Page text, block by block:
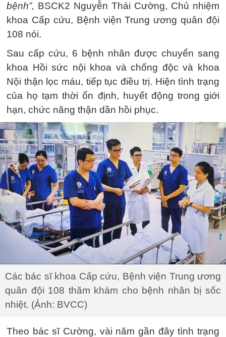
bệnh”, BSCK2 Nguyễn Thái Cường, Chủ nhiệm
khoa Cấp cứu, Bệnh viện Trung ương quân đội
108 nói.
Sau cấp cứu, 6 bệnh nhân được chuyển sang
khoa Hồi sức nội khoa và chống độc và khoa
Nội thận lọc máu, tiếp tục điều trị. Hiện tình trạng
của họ tạm thời ổn định, huyết động trong giới
hạn, chức năng thận dần hồi phục.
Các bác sĩ khoa Cấp cứu, Bệnh viện Trung ương
quân đội 108 thăm khám cho bệnh nhân bị sốc
nhiệt. (Ảnh: BVCC)
Theo bác sĩ Cường, vài năm gần đây tình trạng